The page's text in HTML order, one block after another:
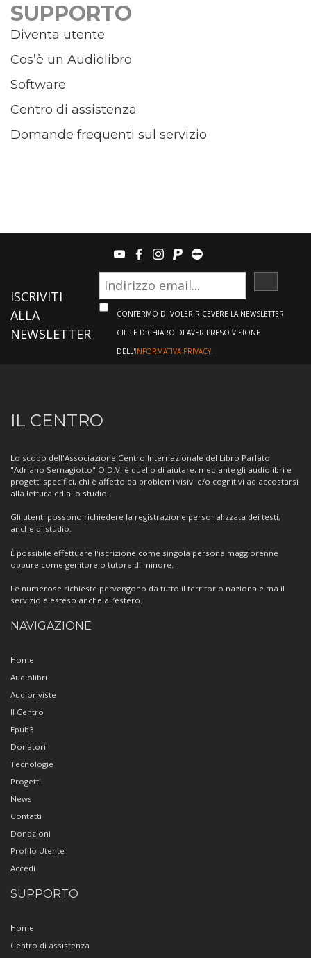
SUPPORTO
Diventa utente
Cos’è un Audiolibro
Software
Centro di assistenza
Domande frequenti sul servizio
youtubefacebook
instagram
paypalteamviewer
ISCRIVITI
ALLA
NEWSLETTER
CONFERMO DI VOLER RICEVERE LA NEWSLETTER
CILP E DICHIARO DI AVER PRESO VISIONE
DELL'INFORMATIVA PRIVACY.
Informazioni
sul
Centro
IL CENTRO
Lo scopo dell'Associazione Centro Internazionale del Libro Parlato
"Adriano Sernagiotto" O.D.V. è quello di aiutare, mediante gli audiolibri e
progetti specifici, chi è affetto da problemi visivi e/o cognitivi ad accostarsi
alla lettura ed allo studio.
Gli utenti possono richiedere la registrazione personalizzata dei testi,
anche di studio.
È possibile effettuare l'iscrizione come singola persona maggiorenne
oppure come genitore o tutore di minore.
Le numerose richieste pervengono da tutto il territorio nazionale ma il
servizio è esteso anche all’estero.
NAVIGAZIONE
Home
Audiolibri
Audioriviste
Il Centro
Epub3
Donatori
Tecnologie
Progetti
News
Contatti
Donazioni
Profilo Utente
Accedi
SUPPORTO
Home
Centro di assistenza